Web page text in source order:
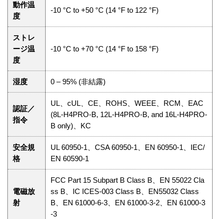
動作温
度
-10 °C to +50 °C (14 °F to 122 °F)
ストレ
ージ温
度
-10 °C to +70 °C (14 °F to 158 °F)
湿度 0 – 95% (非結露)
認証／
指令
UL、cUL、CE、ROHS、WEEE、RCM、EAC
(8L-H4PRO-B, 12L-H4PRO-B, and 16L-H4PRO-
B only)、KC
安全規
格
UL 60950-1、CSA 60950-1、EN 60950-1、IEC/
EN 60590-1
電磁放
射
FCC Part 15 Subpart B Class B、EN 55022 Cla
ss B、IC ICES-003 Class B、EN55032 Class
B、EN 61000-6-3、EN 61000-3-2、EN 61000-3
-3